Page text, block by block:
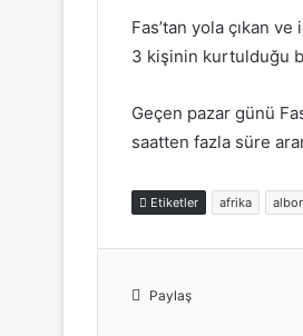
Fas’tan yola çıkan
3 kişinin kurtulduğu
Geçen pazar günü
saatten fazla süre
Etiketler afrika
Paylaş